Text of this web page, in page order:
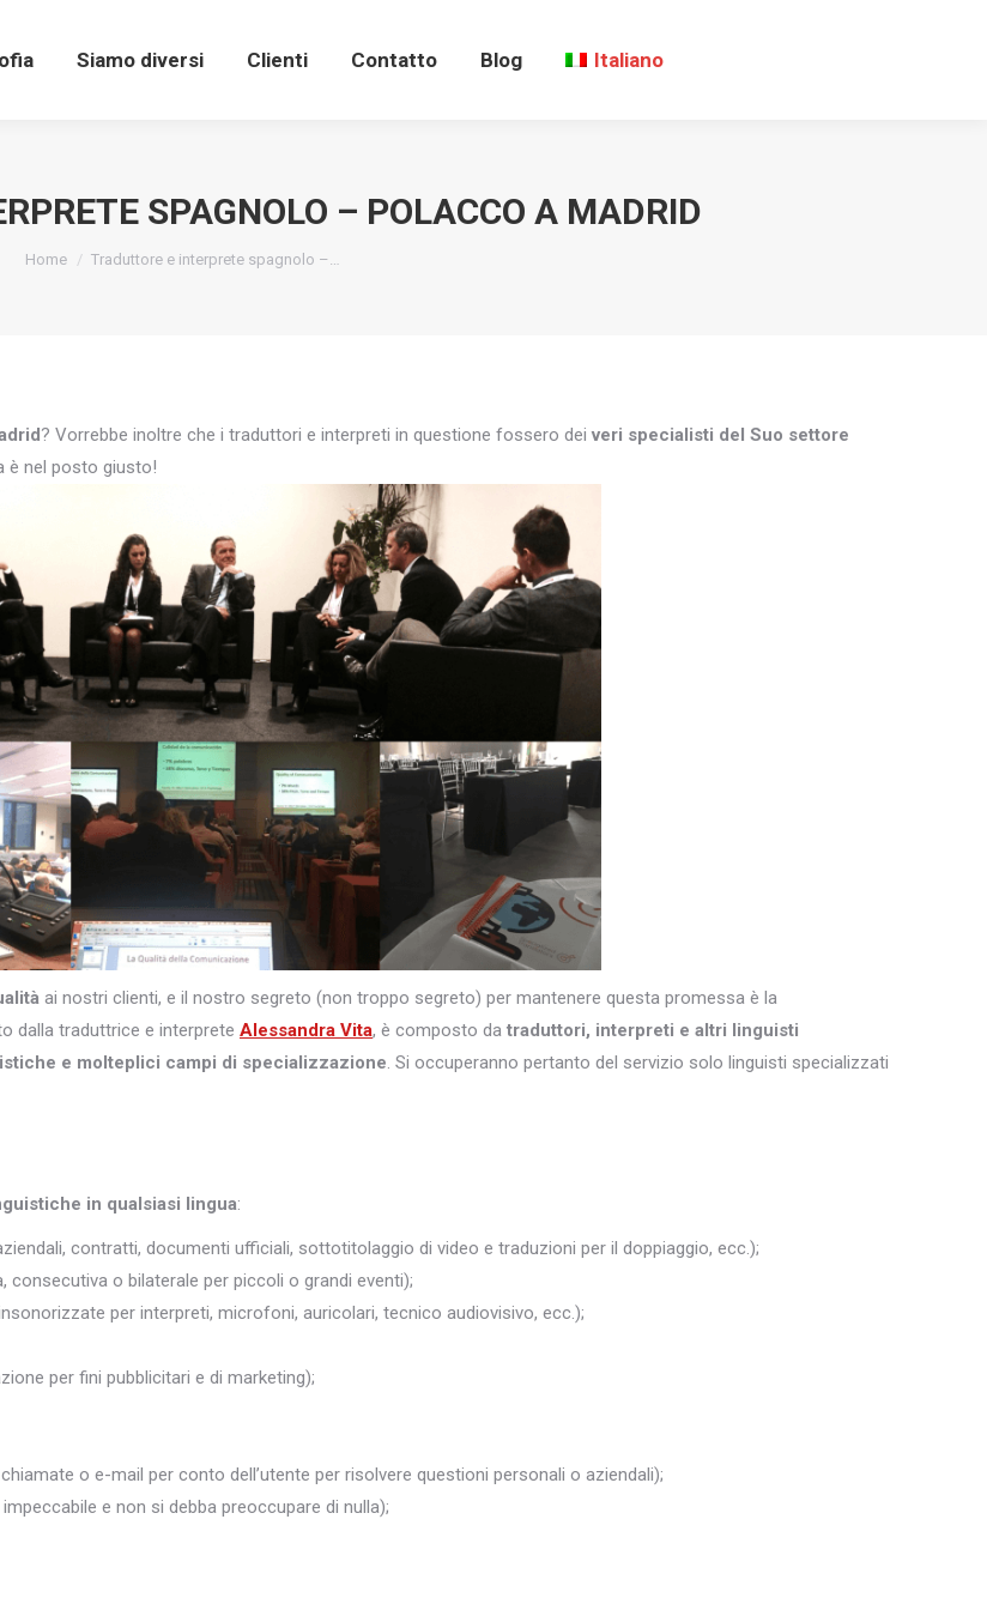
Siamo diversi Clienti Contatto Blog Italiano
SPAGNOLO – POLACCO A MADRID
You are here:
Home Traduttore e interprete spagnolo –…
? Vorrebbe inoltre che i traduttori e interpreti in questione fossero dei veri specialisti del Suo settore
è nel posto giusto!
ai nostri clienti, e il nostro segreto (non troppo segreto) per mantenere questa promessa è la
dalla traduttrice e interprete Alessandra Vita, è composto da traduttori, interpreti e altri linguisti
e molteplici campi di specializzazione . Si occuperanno pertanto del servizio solo linguisti specializzati
in qualsiasi lingua:
contratti, documenti ufficiali, sottotitolaggio di video e traduzioni per il doppiaggio, ecc.);
o bilaterale per piccoli o grandi eventi);
per interpreti, microfoni, auricolari, tecnico audiovisivo, ecc.);
per fini pubblicitari e di marketing);
o e-mail per conto dell’utente per risolvere questioni personali o aziendali);
e non si debba preoccupare di nulla);